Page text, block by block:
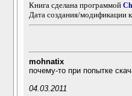
Книга сделана программой
Дата создания/модификации
mohnatix
почему-то при попытке
04.03.2011